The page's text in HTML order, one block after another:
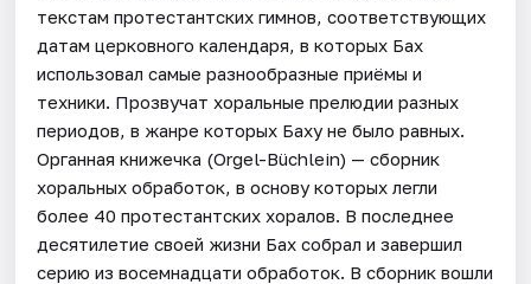
текстам протестантских гимнов, соответствующих
датам церковного календаря, в которых Бах
использовал самые разнообразные приёмы и
техники. Прозвучат хоральные прелюдии разных
периодов, в жанре которых Баху не было равных.
Органная книжечка (Orgel-Büchlein) — сборник
хоральных обработок, в основу которых легли
более 40 протестантских хоралов. В последнее
десятилетие своей жизни Бах собрал и завершил
серию из восемнадцати обработок. В сборник вошли